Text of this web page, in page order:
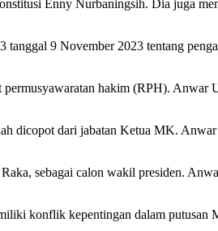
Enny Nurbaningsih. Dia juga
9 November 2023 tentang
hakim (RPH). Anwar
dicopot dari jabatan Ketua MK.
sebagai calon wakil presiden.
konflik kepentingan dalam